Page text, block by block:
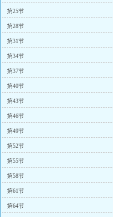
第25节
第28节
第31节
第34节
第37节
第40节
第43节
第46节
第49节
第52节
第55节
第58节
第61节
第64节